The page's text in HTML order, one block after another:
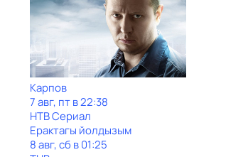
Карпов
7 авг, пт в 22:38
НТВ Сериал
Ерактагы йолдызым
8 авг, сб в 01:25